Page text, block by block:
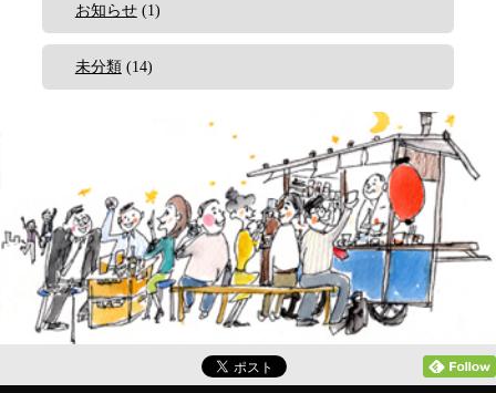
お知らせ(1)
未分類(14)